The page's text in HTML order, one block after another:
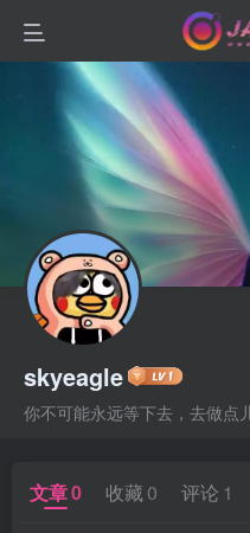
skyeagle
你不可能永远等下去，去做点
文章0 收藏 0 评论 1